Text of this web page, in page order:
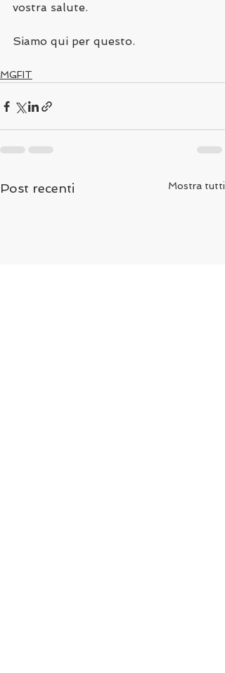
vostra salute.
Siamo qui per questo.
MGFIT
Post recenti Mostra tutti